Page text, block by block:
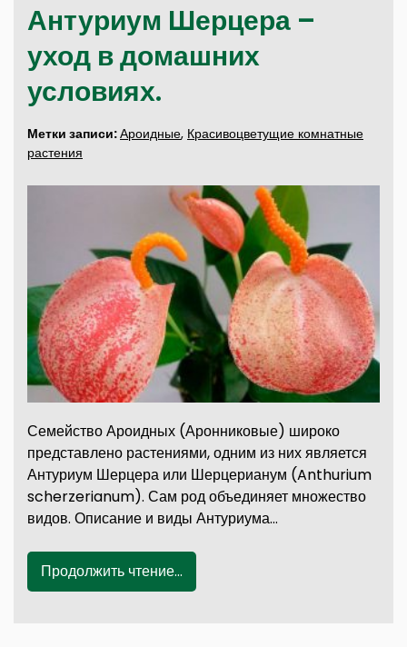
Антуриум Шерцера –
уход в домашних
условиях.
Метки записи:Ароидные, Красивоцветущие комнатные
растения
Семейство Ароидных (Аронниковые) широко
представлено растениями, одним из них является
Антуриум Шерцера или Шерцерианум (Anthurium
scherzerianum). Сам род объединяет множество
видов. Описание и виды Антуриума…
Продолжить чтение...